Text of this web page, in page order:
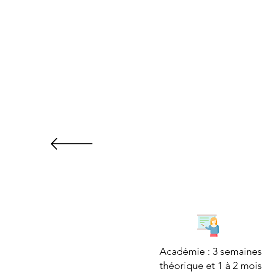
Académie : 3 semaines
théorique et 1 à 2 mois